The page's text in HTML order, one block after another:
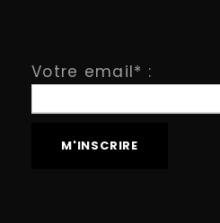
Votre email* :